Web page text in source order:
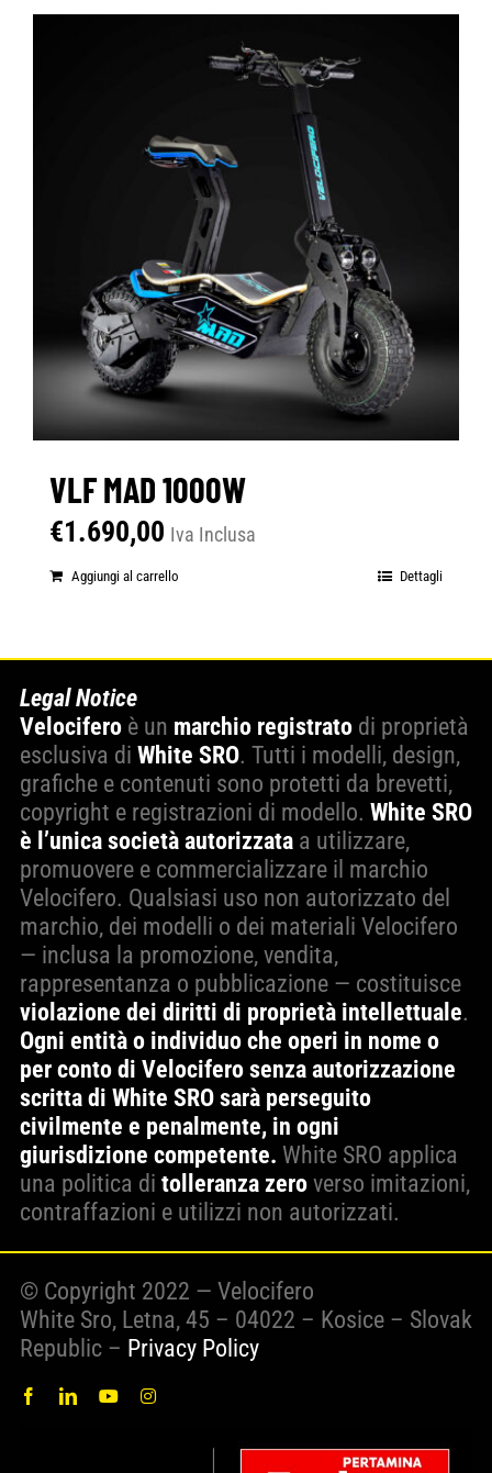
VLF MAD 1000W
€1.690,00 Iva Inclusa
Aggiungi al carrello Dettagli
Legal Notice
Velocifero è un marchio registrato di proprietà
esclusiva di White SRO. Tutti i modelli, design,
grafiche e contenuti sono protetti da brevetti,
copyright e registrazioni di modello. White SRO
è l’unica società autorizzataa utilizzare,
promuovere e commercializzare il marchio
Velocifero. Qualsiasi uso non autorizzato del
marchio, dei modelli o dei materiali Velocifero
— inclusa la promozione, vendita,
rappresentanza o pubblicazione — costituisce
violazione dei diritti di proprietà intellettuale.
Ogni entità o individuo che operi in nome o
per conto di Velocifero senza autorizzazione
scritta di White SRO sarà perseguito
civilmente e penalmente, in ogni
giurisdizione competente. White SRO applica
una politica di tolleranza zero verso imitazioni,
contraffazioni e utilizzi non autorizzati.
© Copyright 2022 — Velocifero
White Sro, Letna, 45 – 04022 – Kosice – Slovak
Republic – Privacy Policy